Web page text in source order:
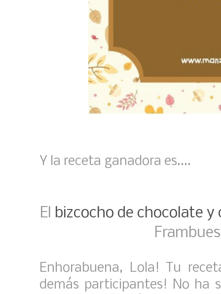
Y la receta ganadora es....
El bizcocho de chocolate y
Enhorabuena, Lola! Tu
demás participantes! No ha